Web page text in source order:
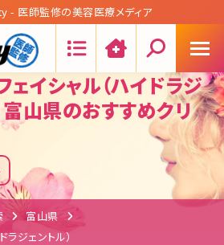
- 医師監修の美容医療メディア
ェイシャル（ハイドラジ
富山県のおすすめクリ
富山県
ラジェントル）